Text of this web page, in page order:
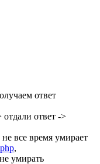
ответ
ответ ->
все время умирает
,
умирать